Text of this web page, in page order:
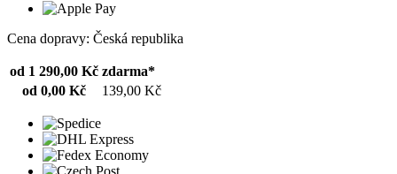
Cena dopravy: Česká republika
od 1 290,00 Kč zdarma*
od 0,00 Kč
139,00 Kč